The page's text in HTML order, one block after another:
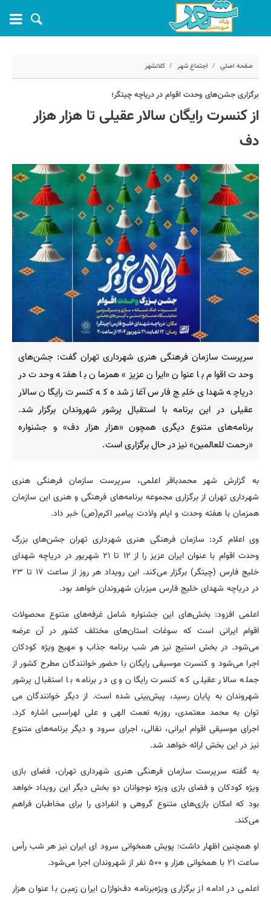
صفحه اصلی اجتماع شهر کلانشهر
۱۴ شهریور ۱۴۰۴ - ۰۸:۵۲
کد مطلب: 72000
برگزاری جشن‌های وحدت اقوام در دریاچه چیتگر؛
از کنسرت رایگان سالار عقیلی تا هزار هزار
دف
سرپرست سازمان فرهنگی هنری شهرداری تهران گفت: جشن‌های
وحدت اقوام با عنوان «ایران عزیز» همزمان با هفته وحدت در
دریاچه شهدای خلیج فارس آغاز شده که کنسرت رایگان سالار
عقیلی در این برنامه با استقبال پرشور شهروندان برگزار شد.
برنامه‌های متنوع دیگری همچون «هزار هزار دف» و جشنواره
«رحمت للعالمین» نیز در حال برگزاری است.
به گزارش شهر محمدباقر اعلمی، سرپرست سازمان فرهنگی هنری
شهرداری تهران از برگزاری مجموعه برنامه‌های فرهنگی و هنری این سازمان
همزمان با هفته وحدت و ایام ولادت پیامبر اکرم(ص) خبر داد.
وی اعلام کرد: سازمان فرهنگی هنری شهرداری تهران جشن‌های بزرگ
وحدت اقوام با عنوان ایران عزیز را از ۱۲ تا ۲۱ شهریور در دریاچه شهدای
خلیج فارس (چیتگر) برگزار می‌کند. این رویداد هر روز از ساعت ۱۷ تا ۲۳
در دریاچه شهدای خلیج فارس میزبان شهروندان خواهد بود.
اعلمی افزود: بخش‌های این جشنواره شامل غرفه‌های متنوع محصولات
اقوام ایرانی است که سوغات استان‌های مختلف کشور در آن عرضه
می‌شود. در بخش استیج نیز هر شب برنامه جذاب و مهیج ویژه کودکان
اجرا می‌شود و کنسرت موسیقی رایگان با حضور خوانندگان مطرح کشور از
جمله سالار عقیلی که کنسرت رایگان وی در برنامه با استقبال پرشور
شهروندان به پایان رسید، پیش‌بینی شده است. از دیگر خوانندگان می
توان به محمد معتمدی، روزبه نعمت الهی و علی لهراسبی اشاره کرد.
اجرای موسیقی اقوام ایرانی، نقالی، اجرای سرود و دیگر برنامه‌های متنوع
نیز در این بخش ارائه خواهد شد.
به گفته سرپرست سازمان فرهنگی هنری شهرداری تهران، فضای بازی
ویژه کودکان و فضای بازی ویژه نوجوانان دو بخش دیگر این رویداد خواهد
بود که امکان بازی‌های متنوع گروهی و انفرادی را برای مخاطبان فراهم
می‌کند.
او همچنین اظهار داشت: پویش همخوانی سرود ای ایران نیز هر شب رأس
ساعت ۲۱ با همخوانی هزار و ۵۰۰ نفر از شهروندان اجرا می‌شود.
اعلمی در ادامه از برگزاری ویژه‌برنامه دف‌نوازان ایران زمین با عنوان هزار